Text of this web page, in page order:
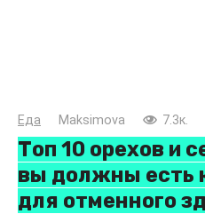
Еда Maksimova 7.3к.
Топ 10 орехов и
вы должны есть
для отменного